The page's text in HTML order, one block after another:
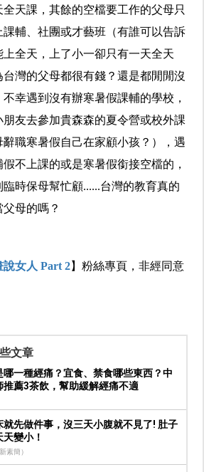
天課，其餘的空檔要工作的父母只
輔、社團或才藝班（有誰可以告訴
全天，上了小一卻只有一天全天
灣的父母都很有錢？還是都閒閒沒
幸遇到沒有辦寒暑假課輔的學校，
友去參加貴森森的夏令營或校外課
職寒暑假自己在家顧小孩？），遇
不上課的或是寒暑假銜接空檔的，
時保母幫忙顧......台灣的教育真的
母的嗎？
說女人 Part 2】粉絲專頁，非經同意
文章
哪一種經痛？宜食、禁食哪些東西？中
推薦3茶飲，幫助緩解經痛不適
就先做件事，沒三天小腹就不見了! 肚子
天變小！
素簡）